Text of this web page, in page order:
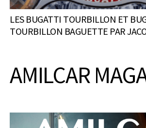
LES BUGATTI TOURBILLON ET
TOURBILLON BAGUETTE PAR
AMILCAR